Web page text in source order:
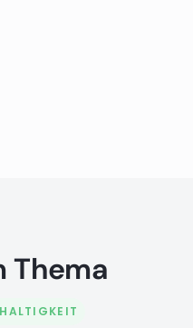
Thema